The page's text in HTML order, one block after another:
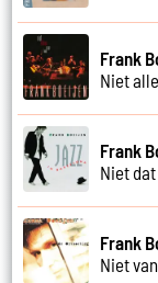
Frank
Niet
Frank
Niet
Frank
Niet